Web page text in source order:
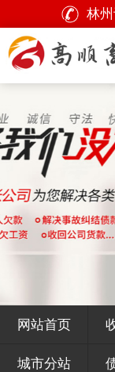
林
网站首页
城市分站